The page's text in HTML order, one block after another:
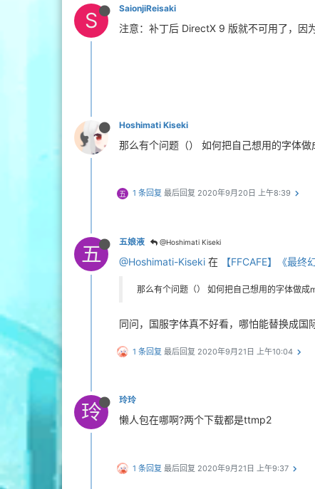
S SaionjiReisaki
注意：补丁后 DirectX 9 版就不可用了，因
Hoshimati Kiseki
那么有个问题（） 如何把自己想用的字体做
五 1 条回复 最后回复 2020年9月20日 上午8:39
五 五娘液 @Hoshimati Kiseki
@Hoshimati-Kiseki 在 【FFCAFE】《最
那么有个问题（） 如何把自己想用的字体做成
同问，国服字体真不好看，哪怕能替换成国
1 条回复 最后回复 2020年9月21日 上午10:04
玲 玲玲
懒人包在哪啊?两个下载都是ttmp2
1 条回复 最后回复 2020年9月21日 上午9:37